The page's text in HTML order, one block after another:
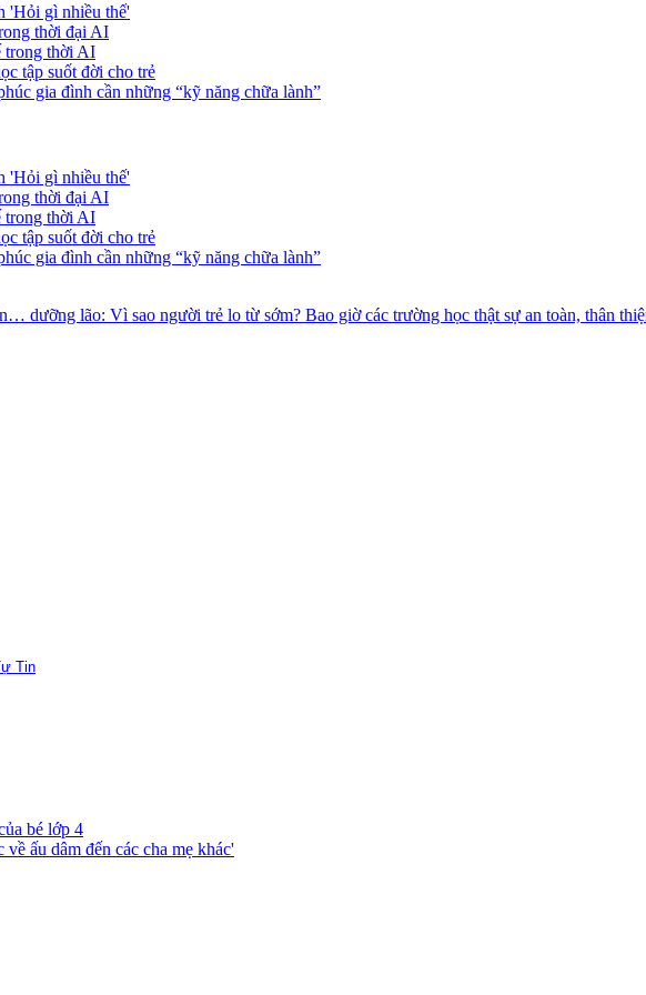
'Hỏi gì nhiều thế'
thời đại AI
trong thời AI
tập suốt đời cho trẻ
gia đình cần những “kỹ năng chữa lành”
'Hỏi gì nhiều thế'
thời đại AI
trong thời AI
tập suốt đời cho trẻ
gia đình cần những “kỹ năng chữa lành”
dưỡng lão: Vì sao người trẻ lo từ sớm? Bao giờ các trường học thật sự an toàn, thân
Tin
bé lớp 4
ấu dâm đến các cha mẹ khác'